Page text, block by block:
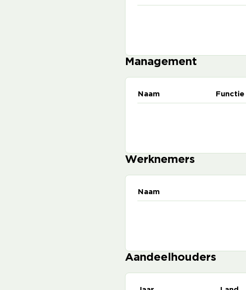
Management
Naam Functie
Werknemers
Naam
Aandeelhouders